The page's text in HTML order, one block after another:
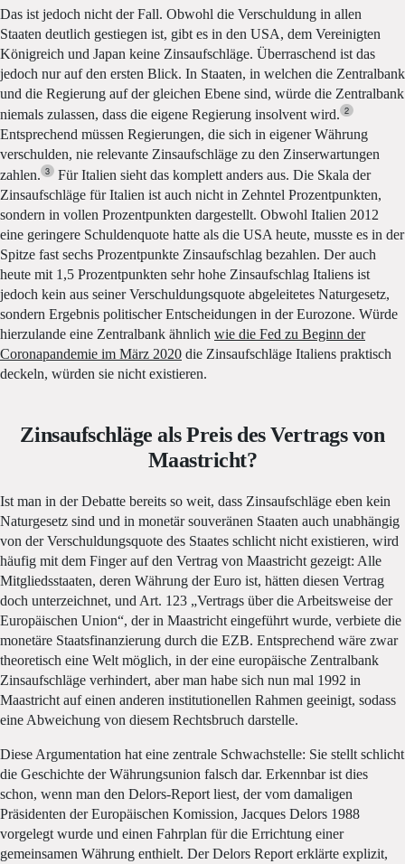
Das ist jedoch nicht der Fall. Obwohl die Verschuldung in allen
Staaten deutlich gestiegen ist, gibt es in den USA, dem Vereinigten
Königreich und Japan keine Zinsaufschläge. Überraschend ist das
jedoch nur auf den ersten Blick. In Staaten, in welchen die Zentralbank
und die Regierung auf der gleichen Ebene sind, würde die Zentralbank
niemals zulassen, dass die eigene Regierung insolvent wird. 2
Entsprechend müssen Regierungen, die sich in eigener Währung
verschulden, nie relevante Zinsaufschläge zu den Zinserwartungen
zahlen. 3 Für Italien sieht das komplett anders aus. Die Skala der
Zinsaufschläge für Italien ist auch nicht in Zehntel Prozentpunkten,
sondern in vollen Prozentpunkten dargestellt. Obwohl Italien 2012
eine geringere Schuldenquote hatte als die USA heute, musste es in der
Spitze fast sechs Prozentpunkte Zinsaufschlag bezahlen. Der auch
heute mit 1,5 Prozentpunkten sehr hohe Zinsaufschlag Italiens ist
jedoch kein aus seiner Verschuldungsquote abgeleitetes Naturgesetz,
sondern Ergebnis politischer Entscheidungen in der Eurozone. Würde
hierzulande eine Zentralbank ähnlich wie die Fed zu Beginn der
Coronapandemie im März 2020 die Zinsaufschläge Italiens praktisch
deckeln, würden sie nicht existieren.
Zinsaufschläge als Preis des Vertrags von
Maastricht?
Ist man in der Debatte bereits so weit, dass Zinsaufschläge eben kein
Naturgesetz sind und in monetär souveränen Staaten auch unabhängig
von der Verschuldungsquote des Staates schlicht nicht existieren, wird
häufig mit dem Finger auf den Vertrag von Maastricht gezeigt: Alle
Mitgliedsstaaten, deren Währung der Euro ist, hätten diesen Vertrag
doch unterzeichnet, und Art. 123 „Vertrags über die Arbeitsweise der
Europäischen Union“, der in Maastricht eingeführt wurde, verbiete die
monetäre Staatsfinanzierung durch die EZB. Entsprechend wäre zwar
theoretisch eine Welt möglich, in der eine europäische Zentralbank
Zinsaufschläge verhindert, aber man habe sich nun mal 1992 in
Maastricht auf einen anderen institutionellen Rahmen geeinigt, sodass
eine Abweichung von diesem Rechtsbruch darstelle.
Diese Argumentation hat eine zentrale Schwachstelle: Sie stellt schlicht
die Geschichte der Währungsunion falsch dar. Erkennbar ist dies
schon, wenn man den Delors-Report liest, der vom damaligen
Präsidenten der Europäischen Komission, Jacques Delors 1988
vorgelegt wurde und einen Fahrplan für die Errichtung einer
gemeinsamen Währung enthielt. Der Delors Report erklärte explizit,